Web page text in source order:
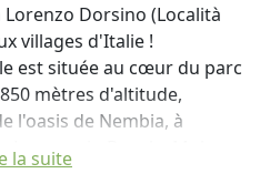
Dorsino (Località
villages d'Italie !
est située au cœur du parc
mètres d'altitude,
l'oasis de Nembia, à
Lorenzo in Banale, Molveno
le Garni, vous pourrez
la suite